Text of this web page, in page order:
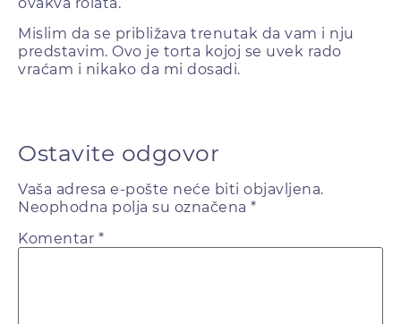
Mislim da se približava trenutak da vam i nju
predstavim. Ovo je torta kojoj se uvek rado
vraćam i nikako da mi dosadi.
Ostavite odgovor
Vaša adresa e-pošte neće biti objavljena.
Neophodna polja su označena *
Komentar *